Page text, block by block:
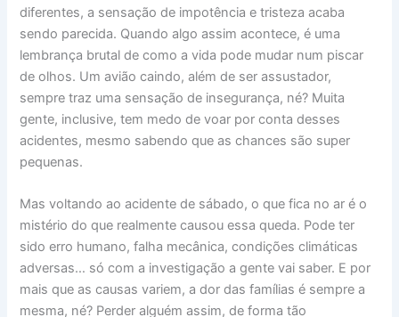
diferentes, a sensação de impotência e tristeza acaba
sendo parecida. Quando algo assim acontece, é uma
lembrança brutal de como a vida pode mudar num piscar
de olhos. Um avião caindo, além de ser assustador,
sempre traz uma sensação de insegurança, né? Muita
gente, inclusive, tem medo de voar por conta desses
acidentes, mesmo sabendo que as chances são super
pequenas.
Mas voltando ao acidente de sábado, o que fica no ar é o
mistério do que realmente causou essa queda. Pode ter
sido erro humano, falha mecânica, condições climáticas
adversas… só com a investigação a gente vai saber. E por
mais que as causas variem, a dor das famílias é sempre a
mesma, né? Perder alguém assim, de forma tão